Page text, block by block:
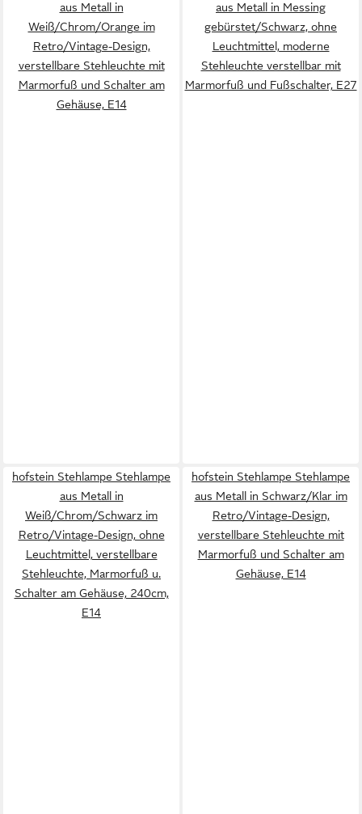
aus Metall in
Weiß/Chrom/Orange im
Retro/Vintage-Design,
verstellbare Stehleuchte mit
Marmorfuß und Schalter am
Gehäuse, E14
aus Metall in Messing
gebürstet/Schwarz, ohne
Leuchtmittel, moderne
Stehleuchte verstellbar mit
Marmorfuß und Fußschalter, E27
hofstein Stehlampe Stehlampe
aus Metall in
Weiß/Chrom/Schwarz im
Retro/Vintage-Design, ohne
Leuchtmittel, verstellbare
Stehleuchte, Marmorfuß u.
Schalter am Gehäuse, 240cm,
E14
hofstein Stehlampe Stehlampe
aus Metall in Schwarz/Klar im
Retro/Vintage-Design,
verstellbare Stehleuchte mit
Marmorfuß und Schalter am
Gehäuse, E14